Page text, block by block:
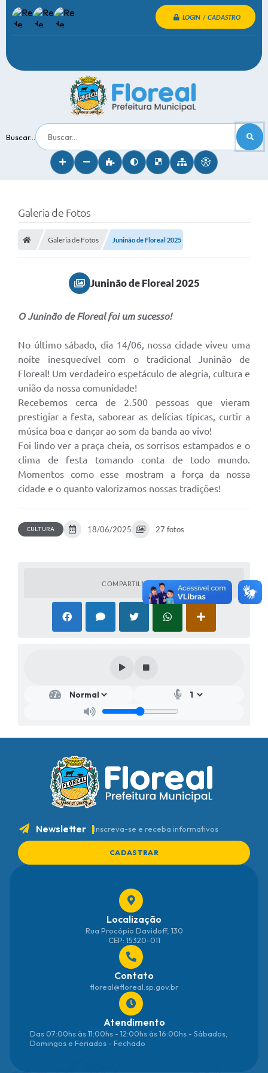
LOGIN / CADASTRO
Buscar...
Galeria de Fotos
Galeria de Fotos Juninão de Floreal 2025
Juninão de Floreal 2025
O Juninão de Floreal foi um sucesso!
No último sábado, dia 14/06, nossa cidade viveu uma
noite inesquecível com o tradicional Juninão de
Floreal! Um verdadeiro espetáculo de alegria, cultura e
união da nossa comunidade!
Recebemos cerca de 2.500 pessoas que vieram
prestigiar a festa, saborear as delícias típicas, curtir a
música boa e dançar ao som da banda ao vivo!
Foi lindo ver a praça cheia, os sorrisos estampados e o
clima de festa tomando conta de todo mundo.
Momentos como esse mostram a força da nossa
cidade e o quanto valorizamos nossas tradições!
CULTURA 18/06/2025 27 fotos
COMPARTILHAR
Newsletter Inscreva-se e receba informativos
CADASTRAR
Localização
Rua Procópio Davidoff, 130
CEP: 15320-011
Contato
floreal@floreal.sp.gov.br
Atendimento
Das 07:00hs às 11:00hs - 12:00hs às 16:00hs - Sábados,
Domingos e Feriados - Fechado